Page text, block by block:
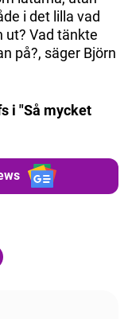
i det lilla vad
ut? Vad tänkte
på?, säger Björn
i "Så mycket